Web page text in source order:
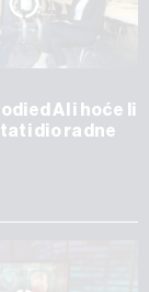
AI i hoće li
dio radne